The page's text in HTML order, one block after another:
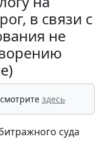
в связи с
не
здесь
суда